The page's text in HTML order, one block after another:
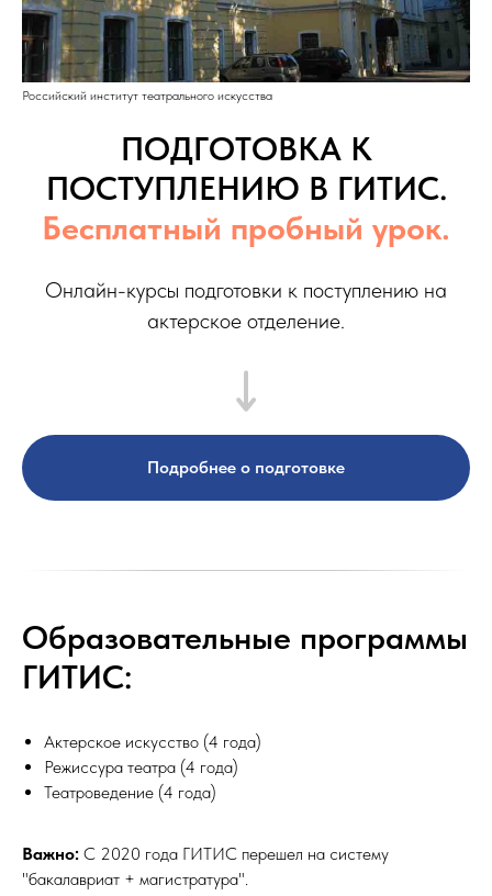
Российский институт театрального искусства
ПОДГОТОВКА К
ПОСТУПЛЕНИЮ В ГИТИС.
Бесплатный пробный урок.
Онлайн-курсы подготовки к поступлению на
актерское отделение.
Подробнее о подготовке
Образовательные программы
ГИТИС:
Актерское искусство (4 года)
Режиссура театра (4 года)
Театроведение (4 года)
Важно: С 2020 года ГИТИС перешел на систему
"бакалавриат + магистратура".